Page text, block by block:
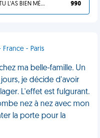
TU L'AS BIEN MÉRITÉ 990
France - Paris
ma belle-famille. Un
je décide d'avoir
L'effet est fulgurant.
nez à nez avec mon
la porte pour la